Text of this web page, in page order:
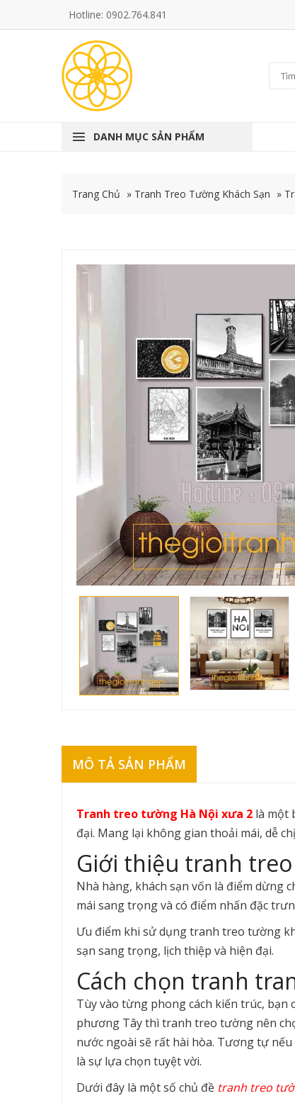
Hotline: 0902.764.841
DANH MỤC SẢN PHẨM
Trang Chủ » Tranh Treo Tường Khách Sạn »
MÔ TẢ SẢN PHẨM
Tranh treo tường Hà Nội xưa 2 là một
đại. Mang lại không gian thoải mái, dễ
Giới thiệu tranh
Nhà hàng, khách sạn vốn là điểm dừng
mái sang trọng và có điểm nhấn đặc
Ưu điểm khi sử dụng tranh treo tường
sạn sang trọng, lịch thiệp và hiện đại.
Cách chọn tranh
Tùy vào từng phong cách kiến trúc,
phương Tây thì tranh treo tường nên
nước ngoài sẽ rất hài hòa. Tương tự
là sự lựa chọn tuyệt vời.
Dưới đây là một số chủ đề tranh treo